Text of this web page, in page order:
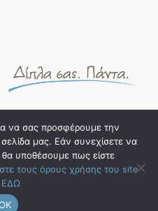
Design & Hosting by
χρήσης
να σας προσφέρουμε την
μας. Εάν συνεχίσετε να
θα υποθέσουμε πως είστε
τους όρους χρήσης του site
ΕΔΩ